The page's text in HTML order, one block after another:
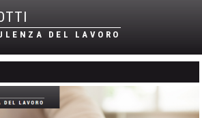
DEL LAVORO